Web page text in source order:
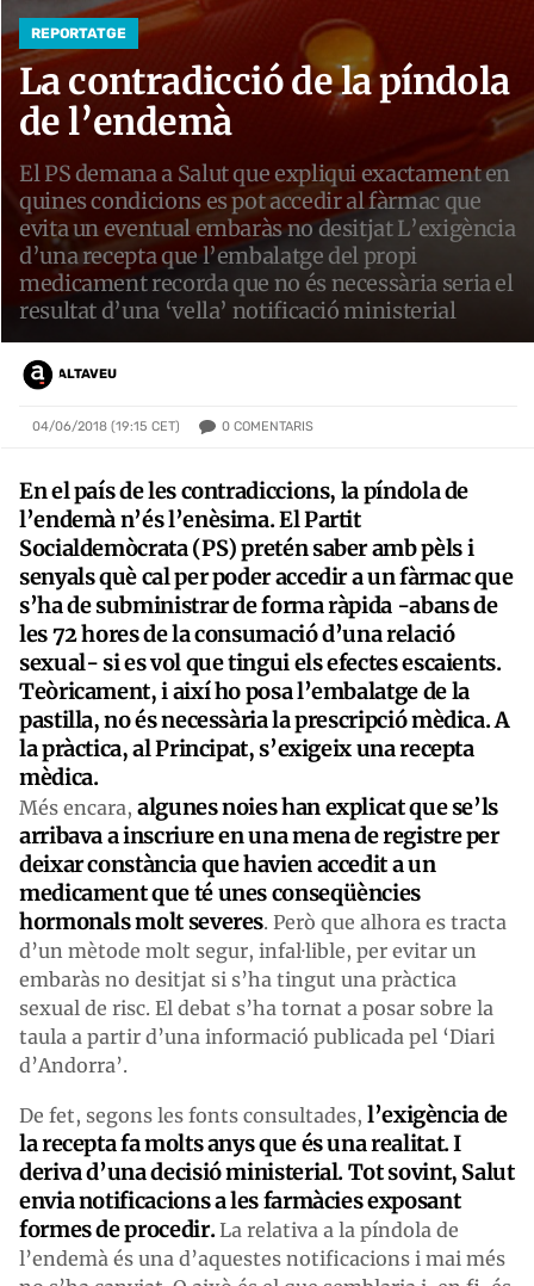
REPORTATGE
La contradicció de la píndola
de l’endemà
El PS demana a Salut que expliqui exactament en
quines condicions es pot accedir al fàrmac que
evita un eventual embaràs no desitjat L’exigència
d’una recepta que l’embalatge del propi
medicament recorda que no és necessària seria el
resultat d’una ‘vella’ notificació ministerial
ALTAVEU
04/06/2018 (19:15 CET) 0 COMENTARIS
En el país de les contradiccions, la píndola de
l’endemà n’és l’enèsima. El Partit
Socialdemòcrata (PS) pretén saber amb pèls i
senyals què cal per poder accedir a un fàrmac que
s’ha de subministrar de forma ràpida -abans de
les 72 hores de la consumació d’una relació
sexual- si es vol que tingui els efectes escaients.
Teòricament, i així ho posa l’embalatge de la
pastilla, no és necessària la prescripció mèdica. A
la pràctica, al Principat, s’exigeix una recepta
mèdica.
Més encara, algunes noies han explicat que se’ls
arribava a inscriure en una mena de registre per
deixar constància que havien accedit a un
medicament que té unes conseqüències
hormonals molt severes. Però que alhora es tracta
d’un mètode molt segur, infal·lible, per evitar un
embaràs no desitjat si s’ha tingut una pràctica
sexual de risc. El debat s’ha tornat a posar sobre la
taula a partir d’una informació publicada pel ‘Diari
d’Andorra’.
De fet, segons les fonts consultades, l’exigència de
la recepta fa molts anys que és una realitat. I
deriva d’una decisió ministerial. Tot sovint, Salut
envia notificacions a les farmàcies exposant
formes de procedir.La relativa a la píndola de
l’endemà és una d’aquestes notificacions i mai més